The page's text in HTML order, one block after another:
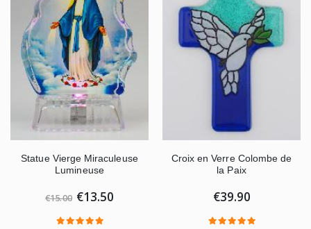
Statue Vierge Miraculeuse
Lumineuse
€15.00 €13.50
Croix en Verre Colombe de
la Paix
€39.90